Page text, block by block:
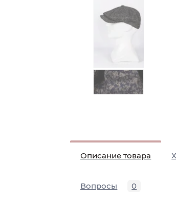
Описание товара
Вопросы 0